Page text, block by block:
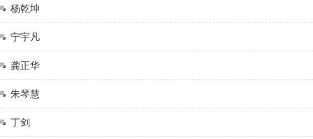
杨乾坤
宁宇凡
龚正华
朱琴慧
丁剑